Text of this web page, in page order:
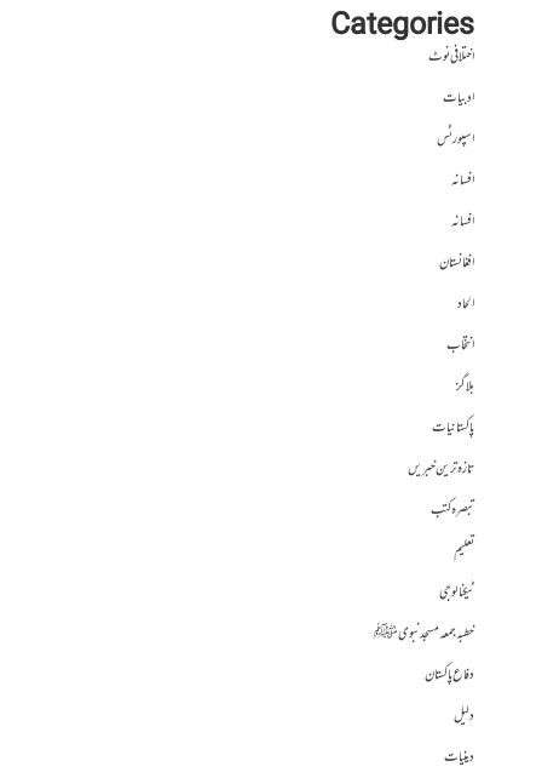
Categories
اختلافی نوٹ
ادبیات
اسپورٹس
افسانہ
افسانہ
افغانستان
الحاد
انتخاب
بلاگز
پاکستانیات
تازہ ترین خبریں
تبصرہ کتب
تعلیم
ٹیکنالوجی
خطبہ جمعہ مسجد نبوی ﷺ
دفاع پاکستان
دلیل
دینیات